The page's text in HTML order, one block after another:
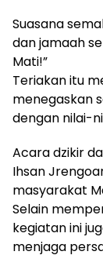
Suasana
dan jamaah
Mati!”
Teriakan itu
menegaskan
dengan nilai-
Acara dzikir
Ihsan
masyarakat
Selain
kegiatan ini
menjaga